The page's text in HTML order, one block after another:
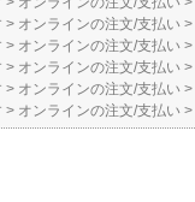
> オンラインの注文/支払い >
> オンラインの注文/支払い >
> オンラインの注文/支払い >
> オンラインの注文/支払い >
> オンラインの注文/支払い >